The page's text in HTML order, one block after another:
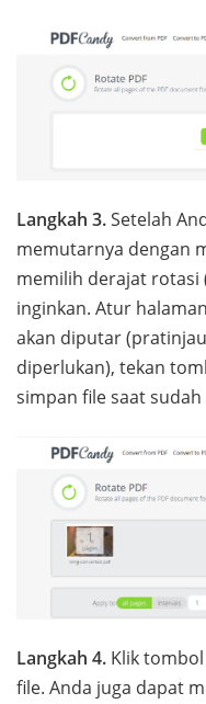
Langkah 3.Setelah
memutarnya dengan
memilih derajat rotasi
inginkan. Atur
akan diputar
diperlukan), tekan
simpan file saat sudah
Langkah 4. Klik
file. Anda juga dapat